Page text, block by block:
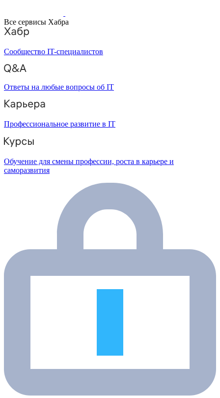
Все сервисы Хабра
Сообщество IT-специалистов
Ответы на любые вопросы об IT
Профессиональное развитие в IT
Обучение для смены профессии, роста в карьере и
саморазвития